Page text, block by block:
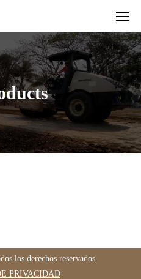
los derechos reservados.
PRIVACIDAD